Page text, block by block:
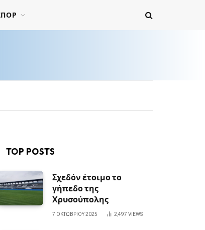
TOP POSTS
Σχεδόν έτοιμο το
γήπεδο της
Χρυσούπολης
7 ΟΚΤΩΒΡΊΟΥ 2025 2,497 VIEWS